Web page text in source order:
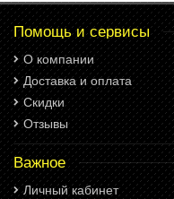
Помощь и сервисы
О компании
Доставка и оплата
Скидки
Отзывы
Важное
Личный кабинет